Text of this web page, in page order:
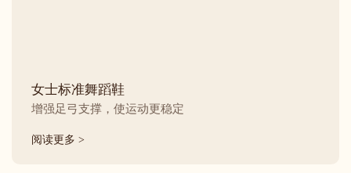
女士标准舞蹈鞋
增强足弓支撑，使运动更稳定
阅读更多 >